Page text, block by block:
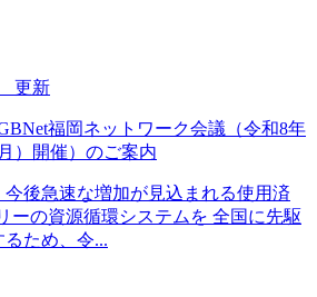
更新
福岡ネットワーク会議（令和8年
）開催）のご案内
後急速な増加が見込まれる使用済
ーの資源循環システムを 全国に先駆
るため、令...